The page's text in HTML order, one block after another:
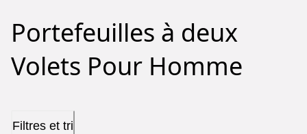
Portefeuilles à deux
Volets Pour Homme
Filtres et tri